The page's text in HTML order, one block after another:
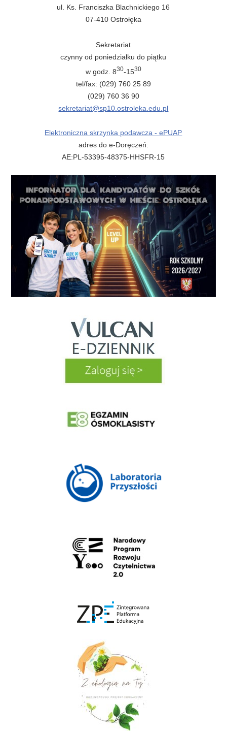
ul. Ks. Franciszka Blachnickiego 16
07-410 Ostrołęka
Sekretariat
czynny od poniedziałku do piątku
w godz. 830-1530
tel/fax: (029) 760 25 89
(029) 760 36 90
sekretariat@sp10.ostroleka.edu.pl
Elektroniczna skrzynka podawcza - ePUAP
adres do e-Doręczeń:
AE:PL-53395-48375-HHSFR-15